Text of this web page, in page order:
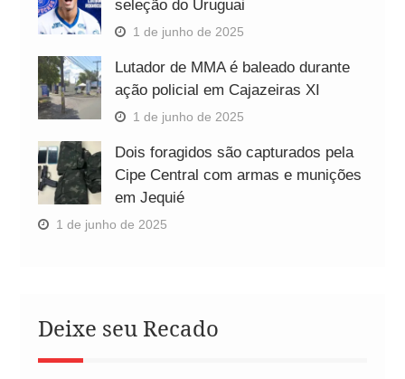
seleção do Uruguai
1 de junho de 2025
Lutador de MMA é baleado durante
ação policial em Cajazeiras XI
1 de junho de 2025
Dois foragidos são capturados pela
Cipe Central com armas e munições
em Jequié
1 de junho de 2025
Deixe seu Recado